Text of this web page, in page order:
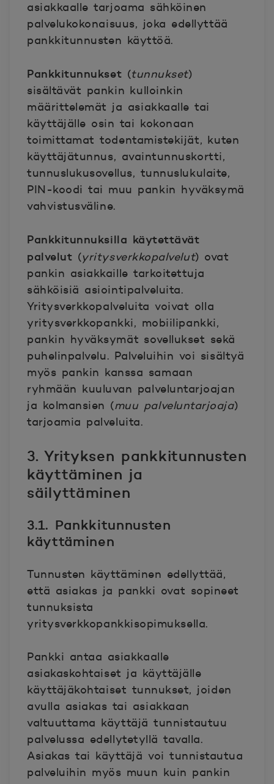
asiakkaalle tarjoama sähköinen
palvelukokonaisuus, joka edellyttää
pankkitunnusten käyttöä.
Pankkitunnukset (tunnukset)
sisältävät pankin kulloinkin
määrittelemät ja asiakkaalle tai
käyttäjälle osin tai kokonaan
toimittamat todentamistekijät, kuten
käyttäjätunnus, avaintunnuskortti,
tunnuslukusovellus, tunnuslukulaite,
PIN-koodi tai muu pankin hyväksymä
vahvistusväline.
Pankkitunnuksilla käytettävät
palvelut (yritysverkkopalvelut) ovat
pankin asiakkaille tarkoitettuja
sähköisiä asiointipalveluita.
Yritysverkkopalveluita voivat olla
yritysverkkopankki, mobiilipankki,
pankin hyväksymät sovellukset sekä
puhelinpalvelu. Palveluihin voi sisältyä
myös pankin kanssa samaan
ryhmään kuuluvan palveluntarjoajan
ja kolmansien (muu palveluntarjoaja)
tarjoamia palveluita.
3. Yrityksen pankkitunnusten
käyttäminen ja
säilyttäminen
3.1. Pankkitunnusten
käyttäminen
Tunnusten käyttäminen edellyttää,
että asiakas ja pankki ovat sopineet
tunnuksista
yritysverkkopankkisopimuksella.
Pankki antaa asiakkaalle
asiakaskohtaiset ja käyttäjälle
käyttäjäkohtaiset tunnukset, joiden
avulla asiakas tai asiakkaan
valtuuttama käyttäjä tunnistautuu
palvelussa edellytetyllä tavalla.
Asiakas tai käyttäjä voi tunnistautua
palveluihin myös muun kuin pankin